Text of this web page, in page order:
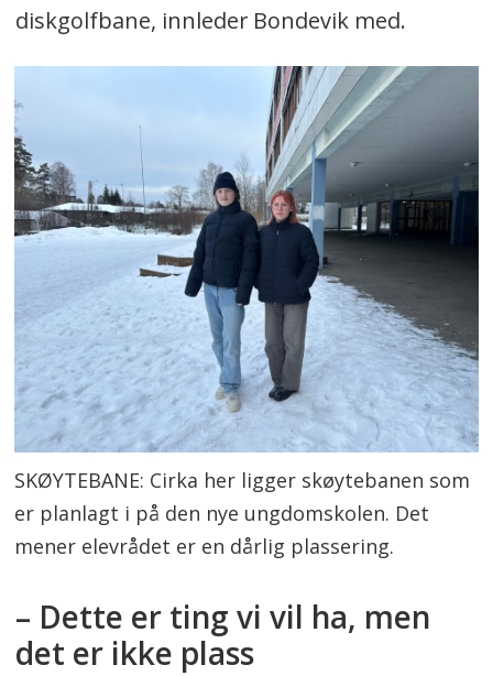
diskgolfbane, innleder Bondevik med.
SKØYTEBANE: Cirka her ligger skøytebanen som
er planlagt i på den nye ungdomskolen. Det
mener elevrådet er en dårlig plassering.
– Dette er ting vi vil ha, men
det er ikke plass